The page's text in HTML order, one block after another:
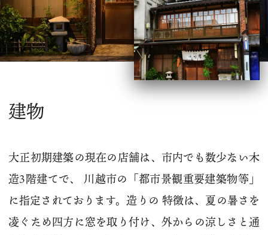
建物
大正初期建築の現在の店舗は、市内でも数少ない木
造3階建てで、 川越市の「都市景観重要建築物等」
に指定されております。造りの 特徴は、夏の暑さを
凌ぐため四方に窓を取り付け、外からの涼しさと通